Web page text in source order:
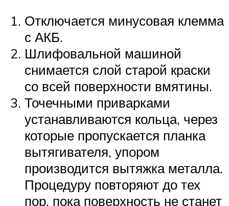
Отключается минусовая клемма
с АКБ.
Шлифовальной машиной
снимается слой старой краски
со всей поверхности вмятины.
Точечными приварками
устанавливаются кольца, через
которые пропускается планка
вытягивателя, упором
производится вытяжка металла.
Процедуру повторяют до тех
пор, пока поверхность не станет